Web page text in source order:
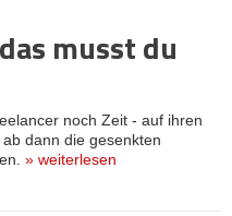
musst du
noch Zeit - auf ihren
dann die gesenkten
» weiterlesen